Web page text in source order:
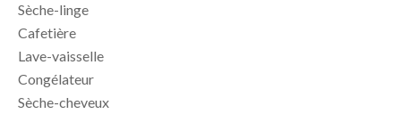
Sèche-linge
Cafetière
Lave-vaisselle
Congélateur
Sèche-cheveux